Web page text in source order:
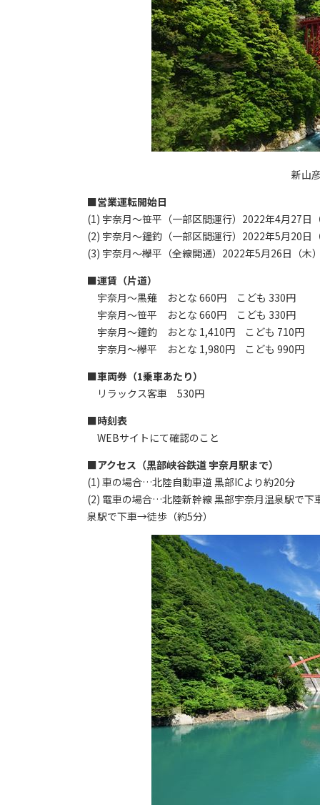
新山
■営業運転開始日
(1) 宇奈月～笹平（一部区間運行）2022年4月27日
(2) 宇奈月～鐘釣（一部区間運行）2022年5月20日
(3) 宇奈月～欅平（全線開通）2022年5月26日（木
■運賃（片道）
宇奈月～黒薙 おとな 660円 こども 330円
宇奈月～笹平 おとな 660円 こども 330円
宇奈月～鐘釣 おとな 1,410円 こども 710円
宇奈月～欅平 おとな 1,980円 こども 990円
■車両券（1乗車あたり）
リラックス客車 530円
■時刻表
WEBサイトにて確認のこと
■アクセス（黒部峡谷鉄道 宇奈月駅まで）
(1) 車の場合…北陸自動車道 黒部ICより約20分
(2) 電車の場合…北陸新幹線 黒部宇奈月温泉駅で
泉駅で下車→徒歩（約5分）